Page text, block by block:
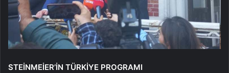
STEİNMEİER’İN TÜRKİYE PROGRAMI